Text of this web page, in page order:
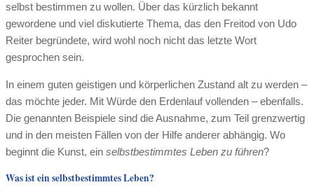
selbst bestimmen zu wollen. Über das kürzlich bekannt
gewordene und viel diskutierte Thema, das den Freitod von Udo
Reiter begründete, wird wohl noch nicht das letzte Wort
gesprochen sein.
In einem guten geistigen und körperlichen Zustand alt zu werden –
das möchte jeder. Mit Würde den Erdenlauf vollenden – ebenfalls.
Die genannten Beispiele sind die Ausnahme, zum Teil grenzwertig
und in den meisten Fällen von der Hilfe anderer abhängig. Wo
beginnt die Kunst, ein selbstbestimmtes Leben zu führen?
Was ist ein selbstbestimmtes Leben?